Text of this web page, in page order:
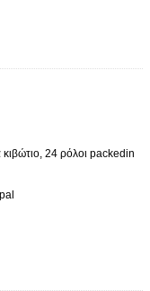
κιβώτιο, 24 ρόλοι packedin